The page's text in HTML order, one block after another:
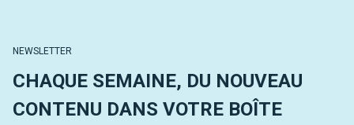
NEWSLETTER
CHAQUE SEMAINE, DU NOUVEAU
CONTENU DANS VOTRE BOÎTE